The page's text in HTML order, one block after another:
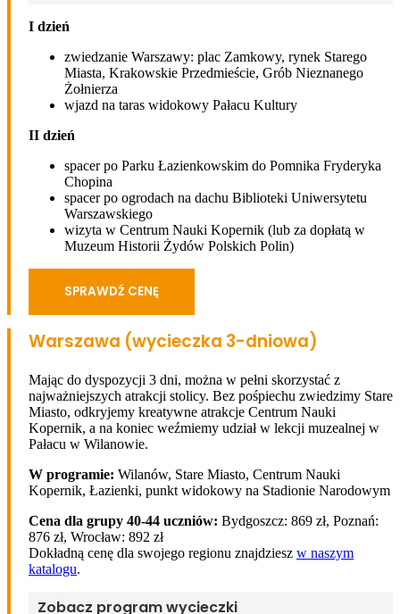
I dzień
zwiedzanie Warszawy: plac Zamkowy, rynek Starego
Miasta, Krakowskie Przedmieście, Grób Nieznanego
Żołnierza
wjazd na taras widokowy Pałacu Kultury
II dzień
spacer po Parku Łazienkowskim do Pomnika Fryderyka
Chopina
spacer po ogrodach na dachu Biblioteki Uniwersytetu
Warszawskiego
wizyta w Centrum Nauki Kopernik (lub za dopłatą w
Muzeum Historii Żydów Polskich Polin)
SPRAWDŹ CENĘ
Warszawa (wycieczka 3-dniowa)
Mając do dyspozycji 3 dni, można w pełni skorzystać z
najważniejszych atrakcji stolicy. Bez pośpiechu zwiedzimy Stare
Miasto, odkryjemy kreatywne atrakcje Centrum Nauki
Kopernik, a na koniec weźmiemy udział w lekcji muzealnej w
Pałacu w Wilanowie.
W programie: Wilanów, Stare Miasto, Centrum Nauki
Kopernik, Łazienki, punkt widokowy na Stadionie Narodowym
Cena dla grupy 40-44 uczniów: Bydgoszcz: 869 zł, Poznań:
876 zł, Wrocław: 892 zł
Dokładną cenę dla swojego regionu znajdziesz w naszym
katalogu.
Zobacz program wycieczki